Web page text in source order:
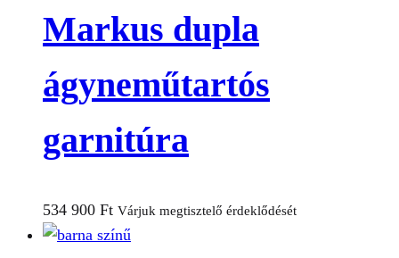
Markus dupla
ágyneműtartós
garnitúra
534 900 Ft Várjuk megtisztelő érdeklődését